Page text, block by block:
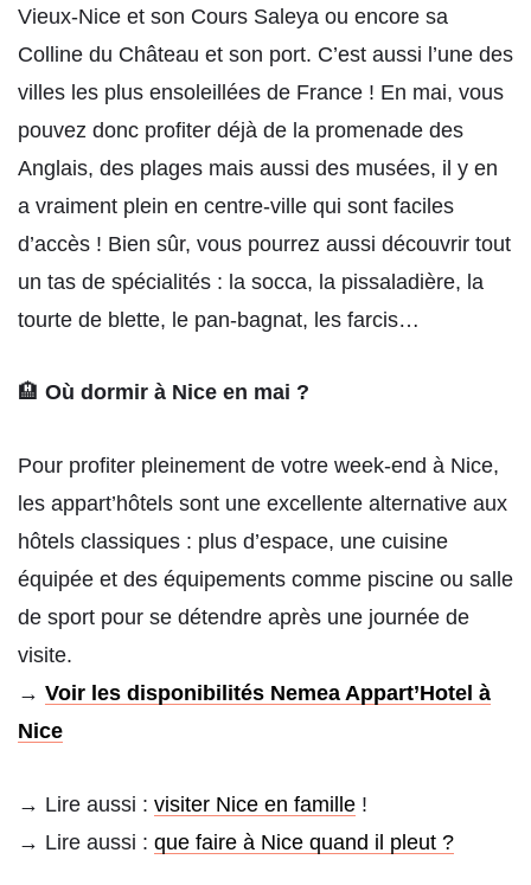
Vieux-Nice et son Cours Saleya ou encore sa
Colline du Château et son port. C’est aussi l’une des
villes les plus ensoleillées de France ! En mai, vous
pouvez donc profiter déjà de la promenade des
Anglais, des plages mais aussi des musées, il y en
a vraiment plein en centre-ville qui sont faciles
d’accès ! Bien sûr, vous pourrez aussi découvrir tout
un tas de spécialités : la socca, la pissaladière, la
tourte de blette, le pan-bagnat, les farcis…
🏨 Où dormir à Nice en mai ?
Pour profiter pleinement de votre week-end à Nice,
les appart’hôtels sont une excellente alternative aux
hôtels classiques : plus d’espace, une cuisine
équipée et des équipements comme piscine ou salle
de sport pour se détendre après une journée de
visite.
→ Voir les disponibilités Nemea Appart’Hotel à
Nice
→ Lire aussi : visiter Nice en famille !
→ Lire aussi : que faire à Nice quand il pleut ?